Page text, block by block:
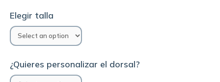
Elegir talla
¿Quieres personalizar el dorsal?